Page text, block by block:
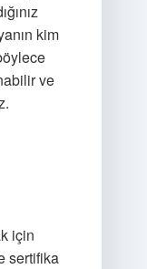
kim
ve
için
sertifika